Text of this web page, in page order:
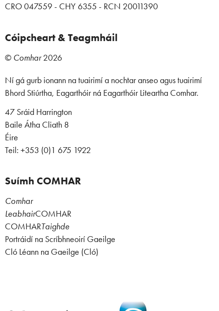
CRO 047559 - CHY 6355 - RCN 20011390
Cóipcheart & Teagmháil
© Comhar2026
Ní gá gurb ionann na tuairimí a nochtar anseo agus tuairimí
Bhord Stiúrtha, Eagarthóir ná Eagarthóir Liteartha Comhar.
47 Sráid Harrington
Baile Átha Cliath 8
Éire
Teil: +353 (0)1 675 1922
Suímh COMHAR
Comhar
LeabhairCOMHAR
COMHARTaighde
Portráidí na Scríbhneoirí Gaeilge
Cló Léann na Gaeilge (Cló)